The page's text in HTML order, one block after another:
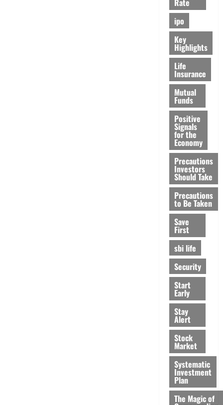
ipo
Key
Highlights
Life
Insurance
Mutual
Funds
Positive
Signals
for the
Economy
Precautions
Investors
Should Take
Precautions
to Be Taken
Save
First
sbi life
Security
Start
Early
Stay
Alert
Stock
Market
Systematic
Investment
Plan
The Magic of